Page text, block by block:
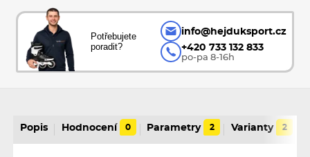
Potřebujete
poradit?
info@hejduksport.cz
+420 733 132 833
po-pa 8-16h
Popis Hodnocení 0 Parametry 2 Varianty 2